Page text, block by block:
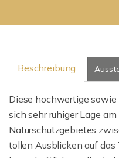
Beschreibung
Diese hochwertige
sich sehr ruhiger Lage
Naturschutzgebietes
tollen Ausblicken auf das